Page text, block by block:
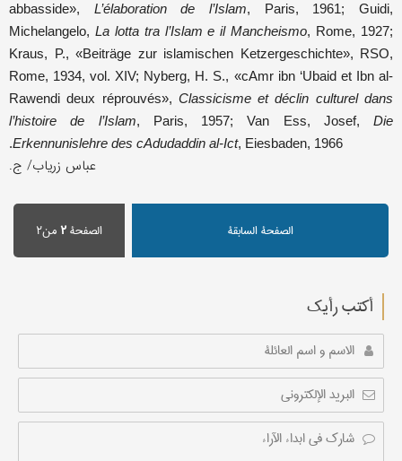
abbasside», L’élaboration de l’Islam, Paris, 1961; Guidi,
Michelangelo, La lotta tra l’Islam e il Mancheismo, Rome, 1927;
Kraus, P., «Beiträge zur islamischen Ketzergeschichte», RSO,
Rome, 1934, vol. XIV; Nyberg, H. S., «cAmr ibn ‘Ubaid et Ibn al-
Rawendi deux réprouvés», Classicisme et déclin culturel dans
l’histoire de l’Islam, Paris, 1957; Van Ess, Josef, Die
Erkennunislehre des cAdudaddin al-Ict, Eiesbaden, 1966.
عباس زریاب/ ج.
الصفحة السابقة الصفحة۲من۲
أکتب رأیك